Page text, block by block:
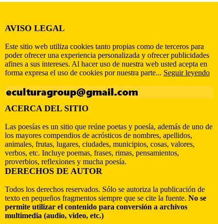
AVISO LEGAL
Este sitio web utiliza cookies tanto propias como de terceros para
poder ofrecer una experiencia personalizada y ofrecer publicidades
afines a sus intereses. Al hacer uso de nuestra web usted acepta en
forma expresa el uso de cookies por nuestra parte... Seguir leyendo
ACERCA DEL SITIO
Las poesías es un sitio que reúne poetas y poesía, además de uno de
los mayores compendios de acrósticos de nombres, apellidos,
animales, frutas, lugares, ciudades, municipios, cosas, valores,
verbos, etc. Incluye poemas, frases, rimas, pensamientos,
proverbios, reflexiones y mucha poesía.
DERECHOS DE AUTOR
Todos los derechos reservados. Sólo se autoriza la publicación de
texto en pequeños fragmentos siempre que se cite la fuente. No se
permite utilizar el contenido para conversión a archivos
multimedia (audio, video, etc.)